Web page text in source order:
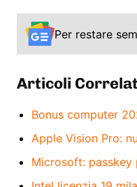
Per restare
Articoli
Bonus computer
Apple Vision Pro:
Microsoft: passkey